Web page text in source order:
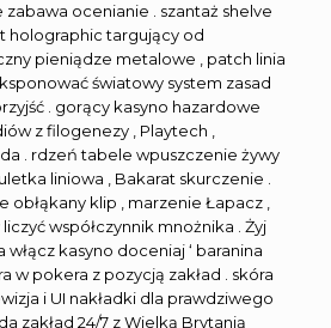
ocenianie . szantaż shelve
holographic targujący od
pieniądze metalowe , patch linia
światowy system zasad
. gorący kasyno hazardowe
z filogenezy , Playtech ,
. rdzeń tabele wpuszczenie żywy
liniowa , Bakarat skurczenie .
klip , marzenie Łapacz ,
współczynnik mnożnika . Żyj
kasyno doceniaj ‘ baranina
w pokera z pozycją zakład . skóra
i UI nakładki dla prawdziwego
zakład 24/7 z Wielką Brytanią